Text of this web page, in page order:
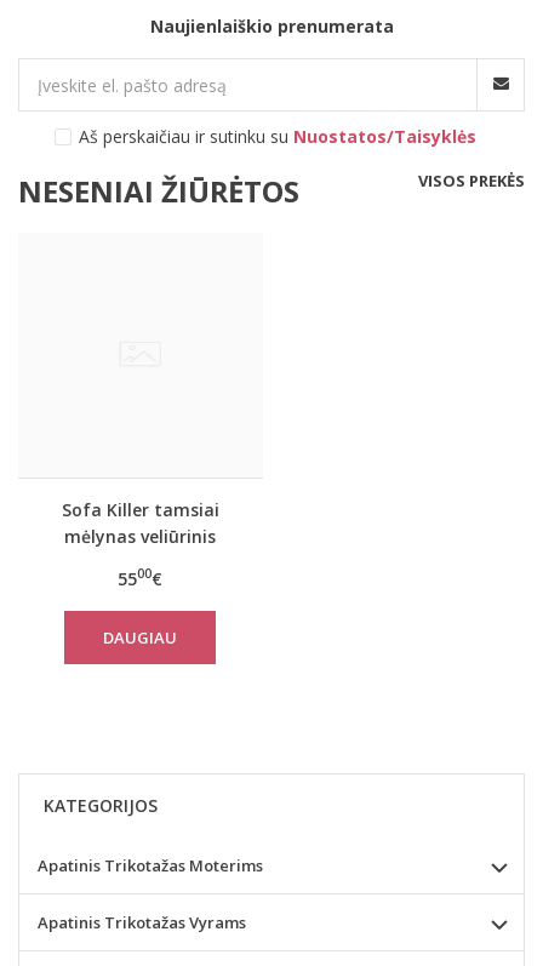
Naujienlaiškio prenumerata
Aš perskaičiau ir sutinku su Nuostatos/Taisyklės
NESENIAI ŽIŪRĖTOS VISOS PREKĖS
Sofa Killer tamsiai
mėlynas veliūrinis
5500€
DAUGIAU
KATEGORIJOS
Apatinis Trikotažas Moterims
Apatinis Trikotažas Vyrams